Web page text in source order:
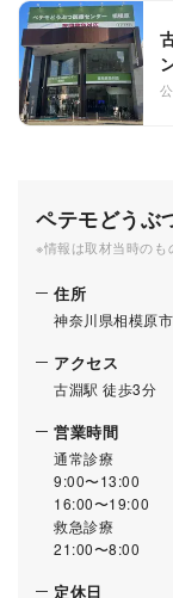
ペテモどうぶ
※情報は取材当時のも
住所
神奈川県相模原
アクセス
古淵駅 徒歩3分
営業時間
通常診療
9:00〜13:00
16:00〜19:00
救急診療
21:00〜8:00
定休日